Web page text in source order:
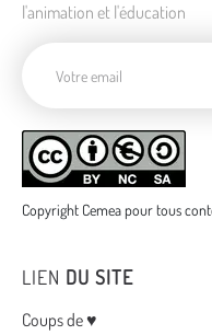
l'animation et l'éducation
Copyright Cemea pour tous
LIEN DU SITE
Coups de ♥